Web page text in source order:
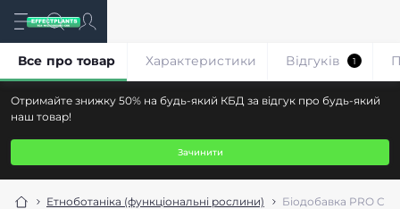
Отримайте знижку 50% на будь-який КБД за відгук про будь-який
наш товар!
Зачинити
Етноботаніка (функціональні рослини) Біодобавка PRO
Все про товар Характеристики Відгуків 1